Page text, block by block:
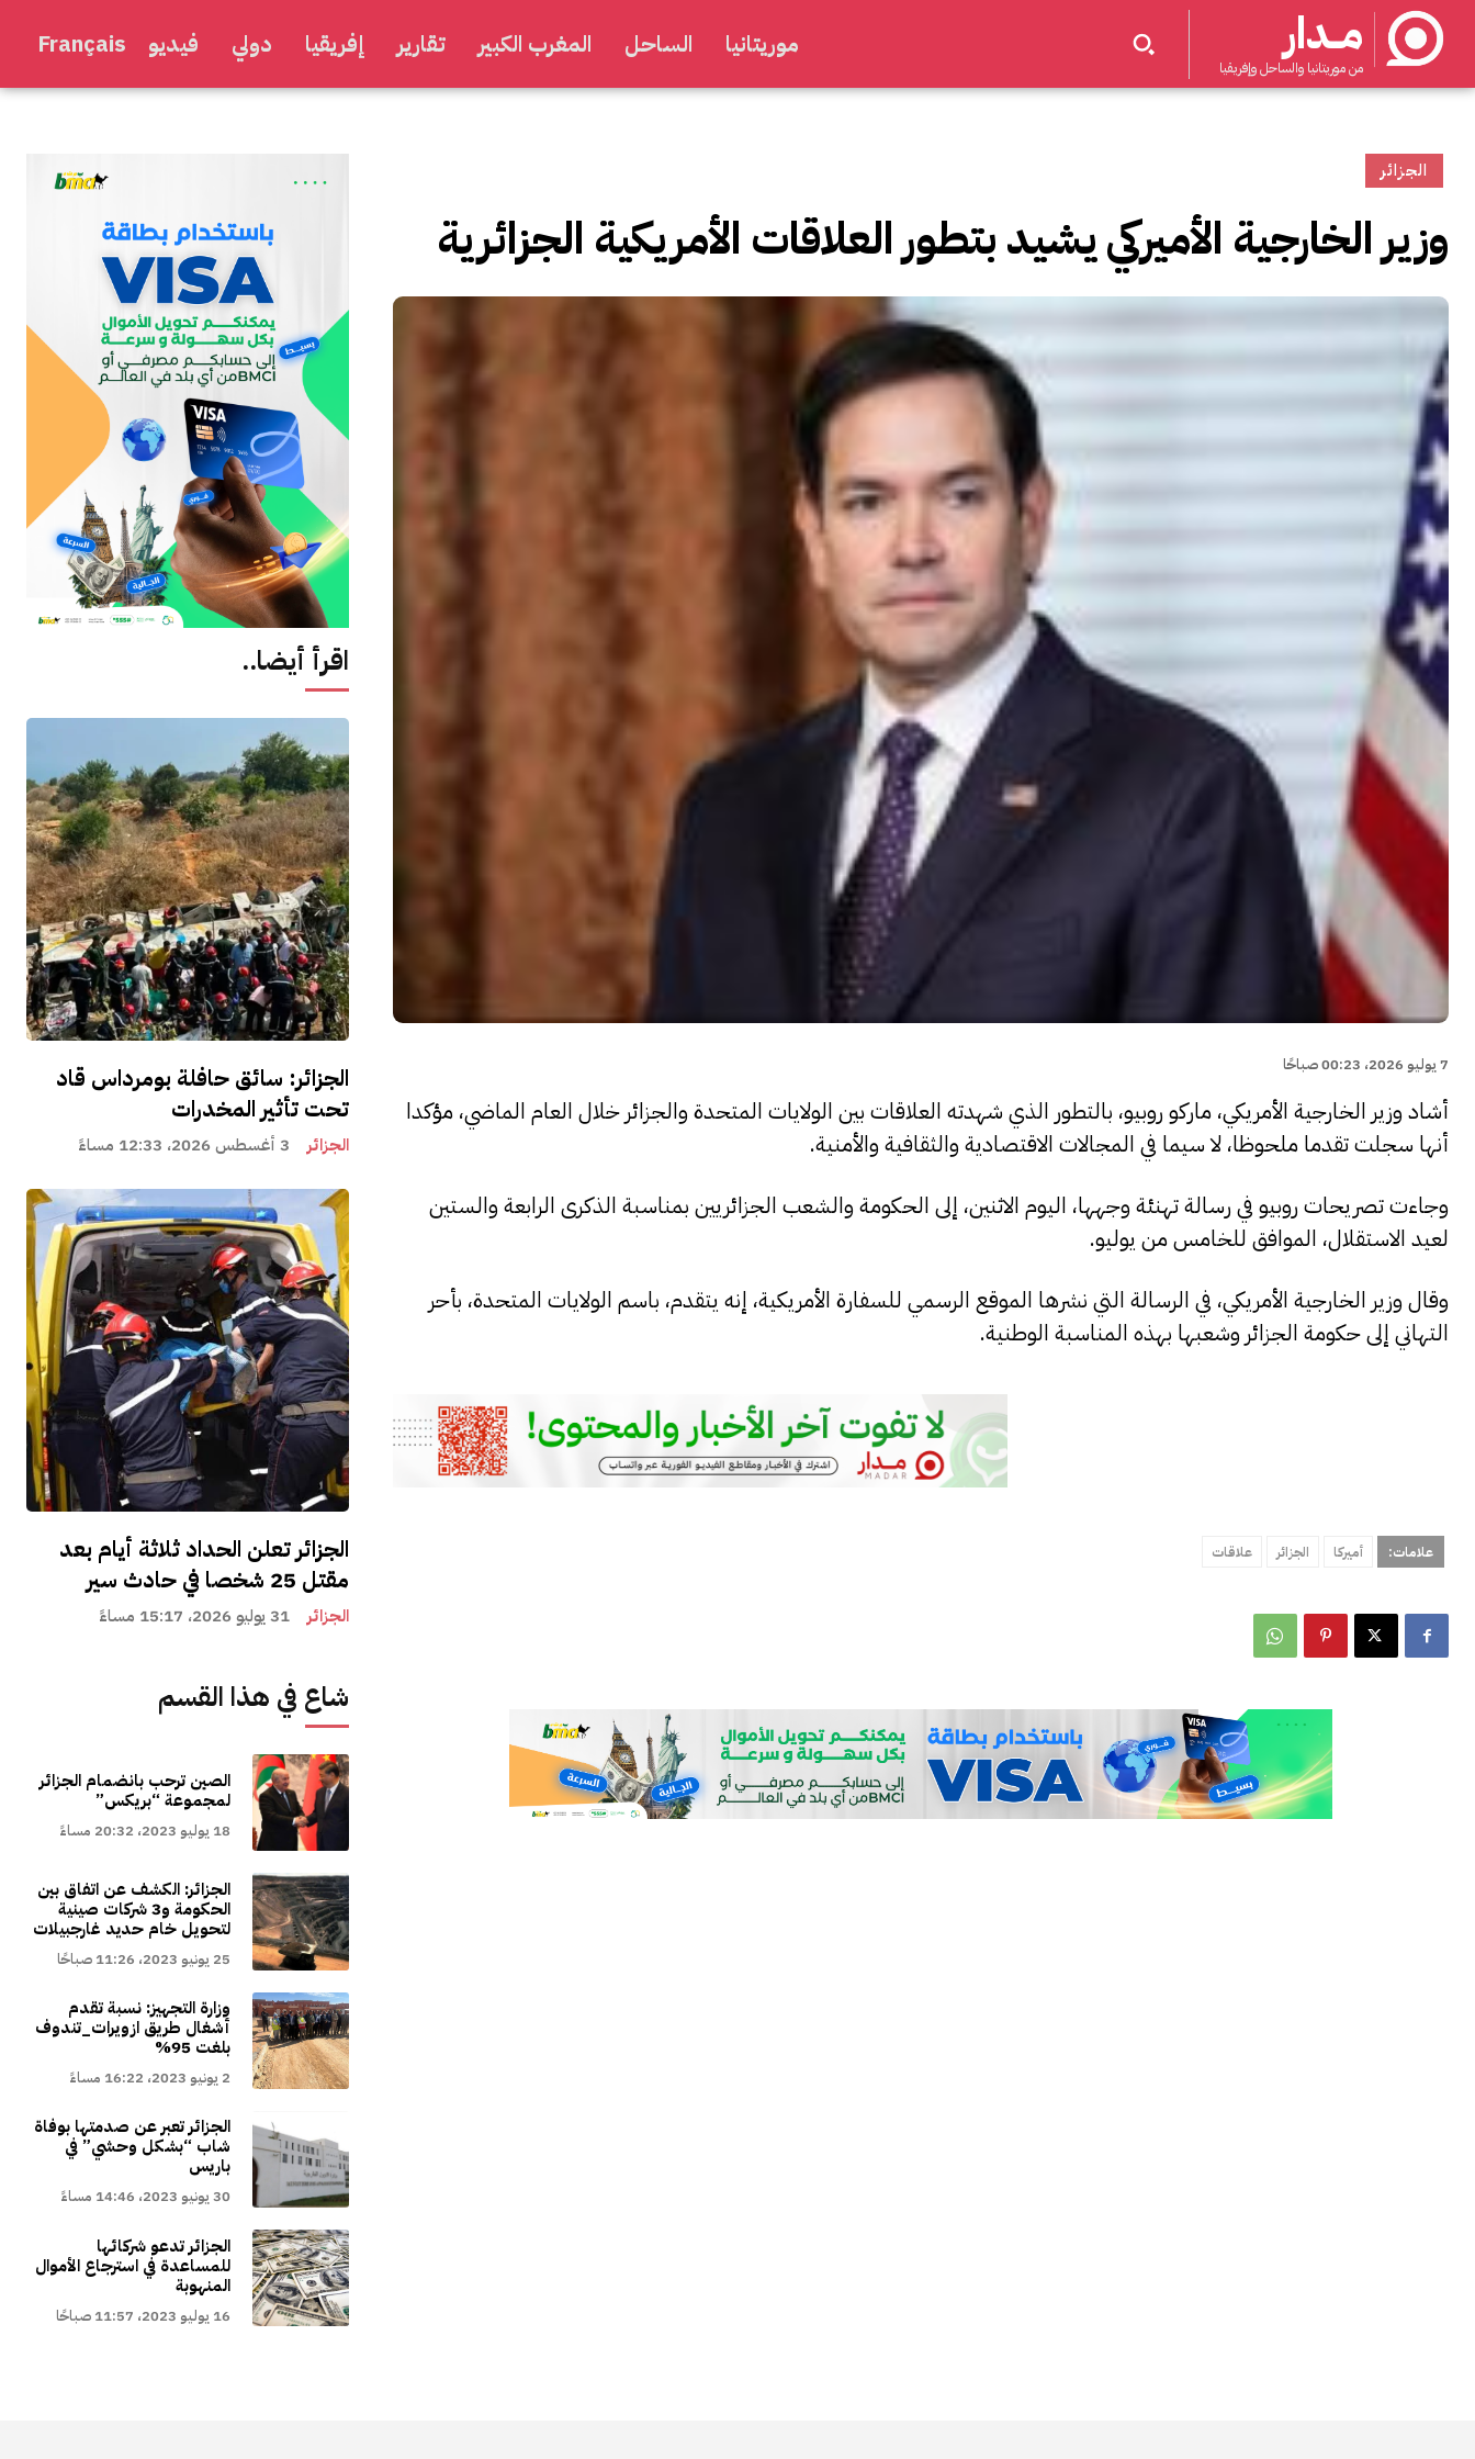
مــدار
من موريتانيا والساحل وإفريقيا
موريتانيا الساحل المغرب الكبير تقارير إفريقيا دولي فيديو Français
اقرأ أيضا..
الجزائر: سائق حافلة بومرداس قاد
تحت تأثير المخدرات
الجزائر 3 أغسطس 2026، 12:33 مساءً
الجزائر تعلن الحداد ثلاثة أيام بعد
مقتل 25 شخصا في حادث سير
الجزائر 31 يوليو 2026، 15:17 مساءً
شاع في هذا القسم
الصين ترحب بانضمام الجزائر
لمجموعة “بريكس”
18 يوليو 2023، 20:32 مساءً
الجزائر: الكشف عن اتفاق بين
الحكومة و3 شركات صينية
لتحويل خام حديد غارجبيلات
25 يونيو 2023، 11:26 صباحًا
وزارة التجهيز: نسبة تقدم
أشغال طريق ازويرات_تندوف
بلغت 95%
2 يونيو 2023، 16:22 مساءً
الجزائر تعبر عن صدمتها بوفاة
شاب “بشكل وحشي” في
باريس
30 يونيو 2023، 14:46 مساءً
الجزائر تدعو شركائها
للمساعدة في استرجاع الأموال
المنهوبة
16 يوليو 2023، 11:57 صباحًا
الجزائر
وزير الخارجية الأميركي يشيد بتطور العلاقات الأمريكية الجزائرية
7 يوليو 2026، 00:23 صباحًا
أشاد وزير الخارجية الأمريكي، ماركو روبيو، بالتطور الذي شهدته العلاقات بين الولايات المتحدة والجزائر خلال العام الماضي، مؤكدا
أنها سجلت تقدما ملحوظا، لا سيما في المجالات الاقتصادية والثقافية والأمنية.
وجاءت تصريحات روبيو في رسالة تهنئة وجهها، اليوم الاثنين، إلى الحكومة والشعب الجزائريين بمناسبة الذكرى الرابعة والستين
لعيد الاستقلال، الموافق للخامس من يوليو.
وقال وزير الخارجية الأمريكي، في الرسالة التي نشرها الموقع الرسمي للسفارة الأمريكية، إنه يتقدم، باسم الولايات المتحدة، بأحر
التهاني إلى حكومة الجزائر وشعبها بهذه المناسبة الوطنية.
علامات: أميركا الجزائر علاقات